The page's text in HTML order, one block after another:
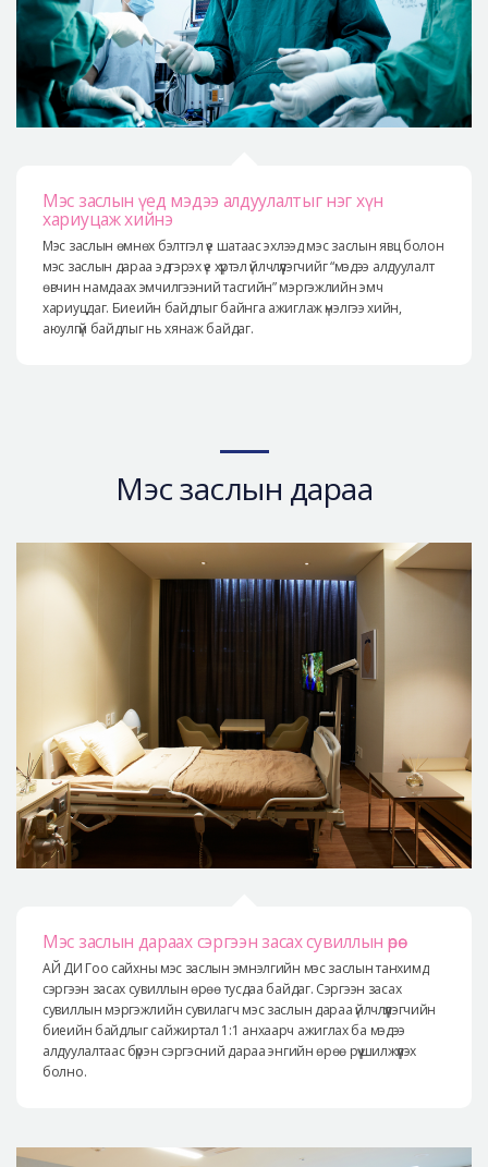
Мэс заслын үед мэдээ алдуулалтыг нэг хүн
хариуцаж хийнэ
Мэс заслын өмнөх бэлтгэл үе шатаас эхлээд мэс заслын явц болон
мэс заслын дараа эдгэрэх үе хүртэл үйлчлүүлэгчийг “мэдээ алдуулалт
өвчин намдаах эмчилгээний тасгийн” мэргэжлийн эмч
хариуцдаг. Биеийн байдлыг байнга ажиглаж үнэлгээ хийн,
аюулгүй байдлыг нь хянаж байдаг.
Мэс заслын дараа
Мэс заслын дараах сэргээн засах сувиллын өрөө
АЙ ДИ Гоо сайхны мэс заслын эмнэлгийн мэс заслын танхимд
сэргээн засах сувиллын өрөө тусдаа байдаг. Сэргээн засах
сувиллын мэргэжлийн сувилагч мэс заслын дараа үйлчлүүлэгчийн
биеийн байдлыг сайжиртал 1:1 анхаарч ажиглах ба мэдээ
алдуулалтаас бүрэн сэргэсний дараа энгийн өрөө рүү шилжүүлэх
болно.